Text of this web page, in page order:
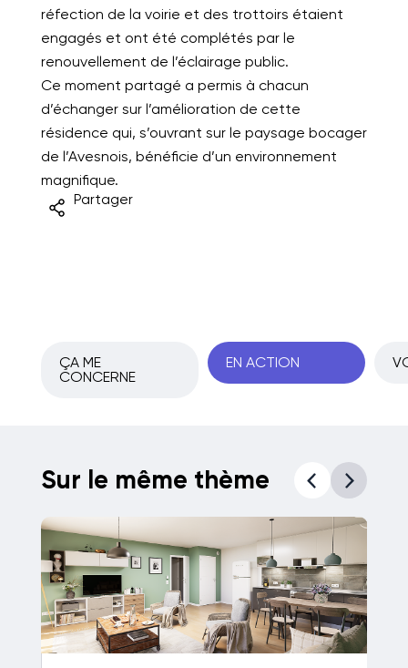
réfection de la voirie et des trottoirs étaient
engagés et ont été complétés par le
renouvellement de l’éclairage public.
Ce moment partagé a permis à chacun
d’échanger sur l’amélioration de cette
résidence qui, s’ouvrant sur le paysage bocager
de l’Avesnois, bénéficie d’un environnement
magnifique.
Partager
ÇA ME
CONCERNE
EN ACTION
Sur le même thème